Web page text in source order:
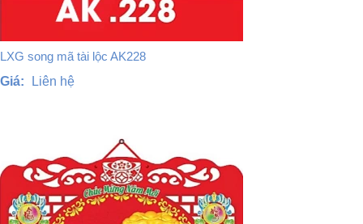
LXG song mã tài lộc AK228
Giá:
Liên hệ